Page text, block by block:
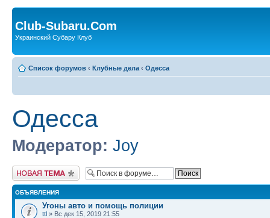
Club-Subaru.Com
Украинский Субару Клуб
Список форумов ‹ Клубные дела ‹ Одесса
Одесса
Модератор: Joy
Новая тема
ОБЪЯВЛЕНИЯ
Угоны авто и помощь полиции
ttl » Вс дек 15, 2019 21:55